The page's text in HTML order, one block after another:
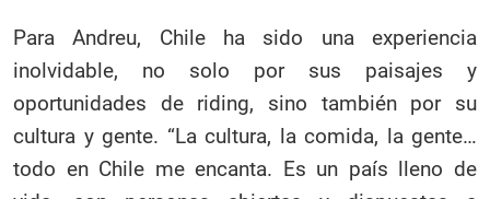
Para Andreu, Chile ha sido una experiencia
inolvidable, no solo por sus paisajes y
oportunidades de riding, sino también por su
cultura y gente. “La cultura, la comida, la gente…
todo en Chile me encanta. Es un país lleno de